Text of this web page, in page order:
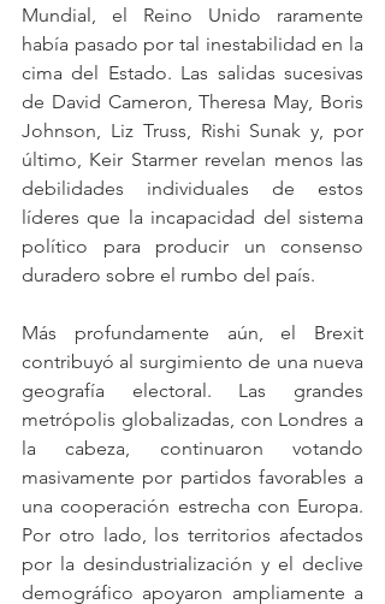
Mundial, el Reino Unido raramente
había pasado por tal inestabilidad en la
cima del Estado. Las salidas sucesivas
de David Cameron, Theresa May, Boris
Johnson, Liz Truss, Rishi Sunak y, por
último, Keir Starmer revelan menos las
debilidades individuales de estos
líderes que la incapacidad del sistema
político para producir un consenso
duradero sobre el rumbo del país.
Más profundamente aún, el Brexit
contribuyó al surgimiento de una nueva
geografía electoral. Las grandes
metrópolis globalizadas, con Londres a
la cabeza, continuaron votando
masivamente por partidos favorables a
una cooperación estrecha con Europa.
Por otro lado, los territorios afectados
por la desindustrialización y el declive
demográfico apoyaron ampliamente a